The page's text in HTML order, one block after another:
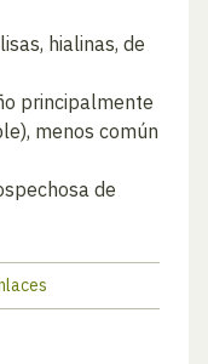
hialinas, de
principalmente
menos común
de